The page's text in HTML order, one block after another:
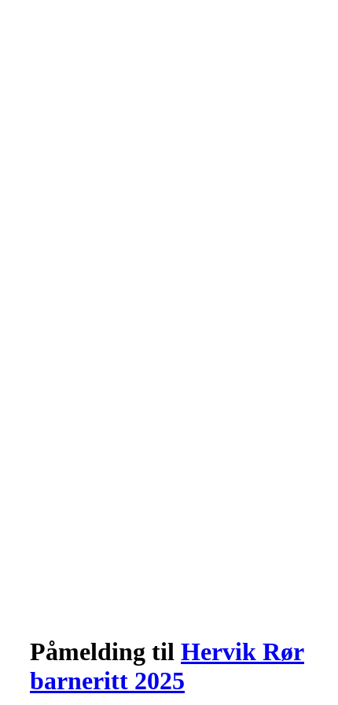
Påmelding til Hervik Rør
barneritt 2025